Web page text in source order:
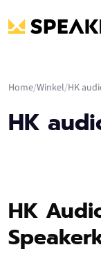
Home Winkel HK
HK
HK